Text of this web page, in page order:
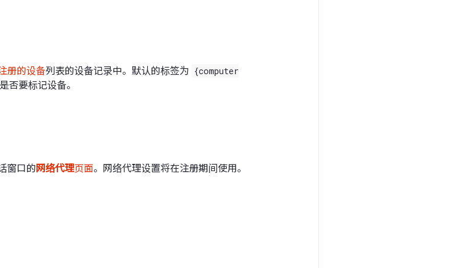
册的设备列表的设备记录中。默认的标签为 {computer
否要标记设备。
窗口的网络代理页面。网络代理设置将在注册期间使用。